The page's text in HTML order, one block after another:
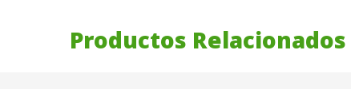
Productos Relacionados